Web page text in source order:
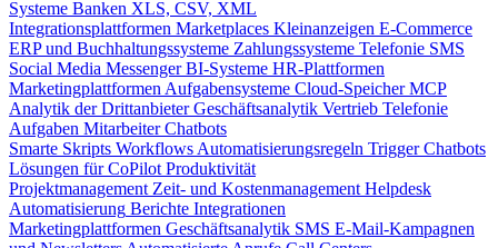
Systeme Banken XLS, CSV, XML
Integrationsplattformen Marketplaces Kleinanzeigen E-Commerce
ERP und Buchhaltungssysteme Zahlungssysteme Telefonie SMS
Social Media Messenger BI-Systeme HR-Plattformen
Marketingplattformen Aufgabensysteme Cloud-Speicher MCP
Analytik der Drittanbieter Geschäftsanalytik Vertrieb Telefonie
Aufgaben Mitarbeiter Chatbots
Smarte Skripts Workflows Automatisierungsregeln Trigger Chatbots
Lösungen für CoPilot Produktivität
Projektmanagement Zeit- und Kostenmanagement Helpdesk
Automatisierung Berichte Integrationen
Marketingplattformen Geschäftsanalytik SMS E-Mail-Kampagnen